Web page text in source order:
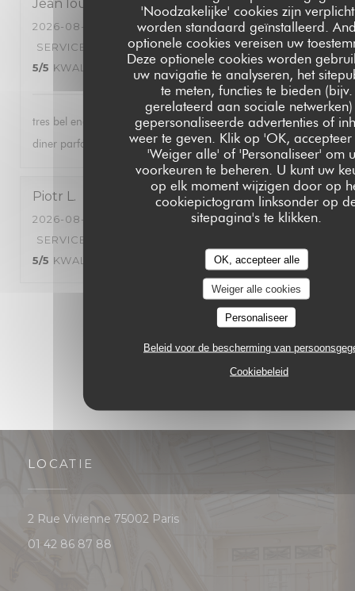
'Noodzakelijke' cookies zijn
worden standaard geïnstalleerd.
optionele cookies vereisen uw
Deze optionele cookies worden
uw navigatie te analyseren, het
te meten, functies te bieden (bijv.
gerelateerd aan sociale
gepersonaliseerde advertenties of
weer te geven. Klik op 'OK,
'Weiger alle' of 'Personaliseer' om
voorkeuren te beheren. U kunt uw
op elk moment wijzigen door op
cookiepictogram linksonder op
sitepagina's te klikken.
OK, accepteer alle
Weiger alle cookies
Personaliseer
Beleid voor de bescherming van
Cookiebeleid
Jean louis
2026-08-02
- 20:00 - GASTEN 2
SERVICE
ATMOSFEER: 5/5 KEUKEN:
5/5 KWALITEIT / PRIJS 5/5
tres bel endroit , personnel tres acceuillant et agreable , le
diner parfait . nous avons passé une tres bonne soirée .
Piotr L
2026-08-03
- 20:30 - GASTEN 2
SERVICE
5/5 KWALITEIT / PRIJS
3
LOCATIE
2 Rue Vivienne 75002 Paris((opent in een nieuw venster))
01 42 86 87 88